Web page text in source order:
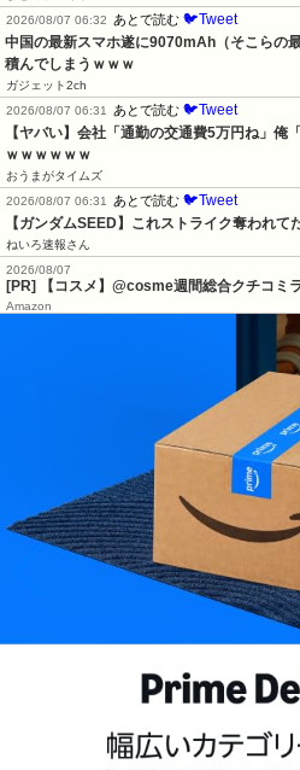
2026/08/07 06:32
あとで読む 🐦Tweet
中国の最新スマホ遂に9070mAh（そこらの
積んでしまうｗｗｗ
ガジェット2ch
2026/08/07 06:31
あとで読む 🐦Tweet
【ヤバい】会社「通勤の交通費5万円ね」
ｗｗｗｗｗｗ
おうまがタイムズ
2026/08/07 06:31
あとで読む 🐦Tweet
【ガンダムSEED】これストライク奪われ
ねいろ速報さん
2026/08/07
[PR] 【コスメ】@cosme週間総合クチコミ
Amazon